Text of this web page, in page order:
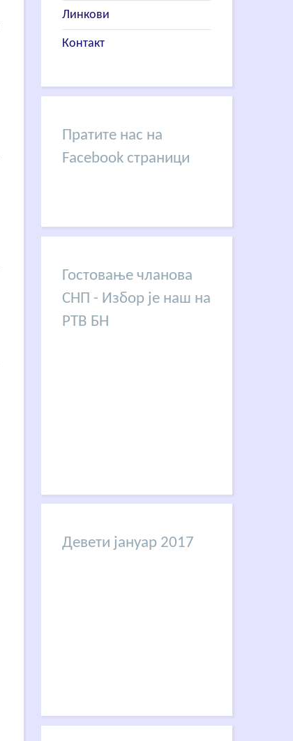
Линкови
Контакт
Пратите нас на
Facebook страници
Гостовање чланова
СНП - Избор је наш на
РТВ БН
Девети јануар 2017